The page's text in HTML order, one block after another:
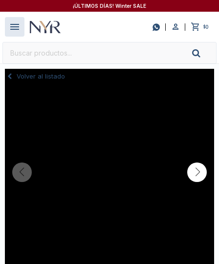
¡ÚLTIMOS DÍAS! Winter SALE
 $0
menu
Volver al listado
close